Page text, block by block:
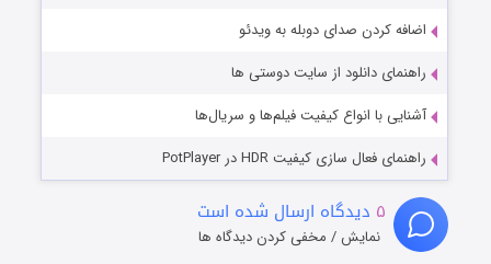
اضافه کردن صدای دوبله به ویدئو
راهنمای دانلود از سایت دوستی ها
آشنایی با انواع کیفیت فیلم‌ها و سریال‌ها
راهنمای فعال سازی کیفیت HDR در PotPlayer
۵ دیدگاه ارسال شده است
نمایش / مخفی کردن دیدگاه ها